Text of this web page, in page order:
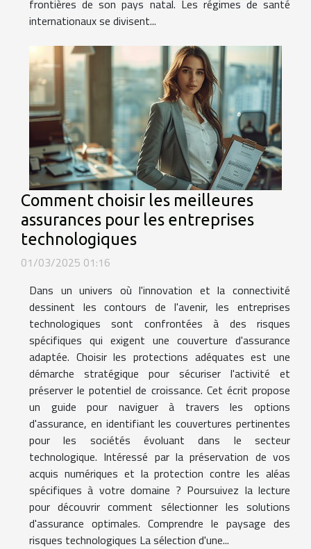
frontières de son pays natal. Les régimes de santé
internationaux se divisent...
Comment choisir les meilleures
assurances pour les entreprises
technologiques
01/03/2025 01:16
Dans un univers où l'innovation et la connectivité
dessinent les contours de l'avenir, les entreprises
technologiques sont confrontées à des risques
spécifiques qui exigent une couverture d'assurance
adaptée. Choisir les protections adéquates est une
démarche stratégique pour sécuriser l'activité et
préserver le potentiel de croissance. Cet écrit propose
un guide pour naviguer à travers les options
d'assurance, en identifiant les couvertures pertinentes
pour les sociétés évoluant dans le secteur
technologique. Intéressé par la préservation de vos
acquis numériques et la protection contre les aléas
spécifiques à votre domaine ? Poursuivez la lecture
pour découvrir comment sélectionner les solutions
d'assurance optimales. Comprendre le paysage des
risques technologiques La sélection d'une...